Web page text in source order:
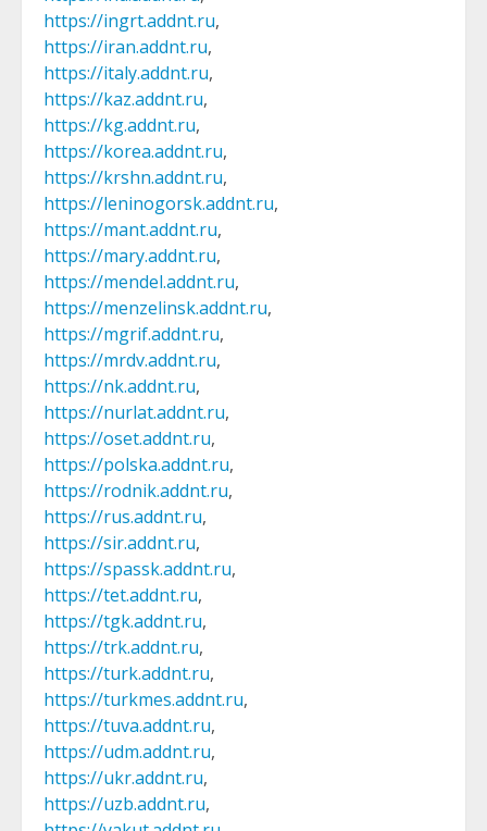
https://ingrt.addnt.ru,
https://iran.addnt.ru,
https://italy.addnt.ru,
https://kaz.addnt.ru,
https://kg.addnt.ru,
https://korea.addnt.ru,
https://krshn.addnt.ru,
https://leninogorsk.addnt.ru,
https://mant.addnt.ru,
https://mary.addnt.ru,
https://mendel.addnt.ru,
https://menzelinsk.addnt.ru,
https://mgrif.addnt.ru,
https://mrdv.addnt.ru,
https://nk.addnt.ru,
https://nurlat.addnt.ru,
https://oset.addnt.ru,
https://polska.addnt.ru,
https://rodnik.addnt.ru,
https://rus.addnt.ru,
https://sir.addnt.ru,
https://spassk.addnt.ru,
https://tet.addnt.ru,
https://tgk.addnt.ru,
https://trk.addnt.ru,
https://turk.addnt.ru,
https://turkmes.addnt.ru,
https://tuva.addnt.ru,
https://udm.addnt.ru,
https://ukr.addnt.ru,
https://uzb.addnt.ru,